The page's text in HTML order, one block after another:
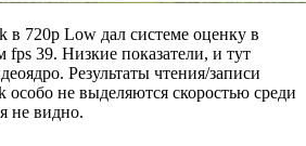
в 720p Low дал системе оценку в
fps 39. Низкие показатели, и тут
Результаты чтения/записи
особо не выделяются скоростью среди
не видно.